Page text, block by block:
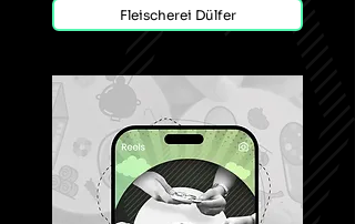
Fleischerei Dülfer